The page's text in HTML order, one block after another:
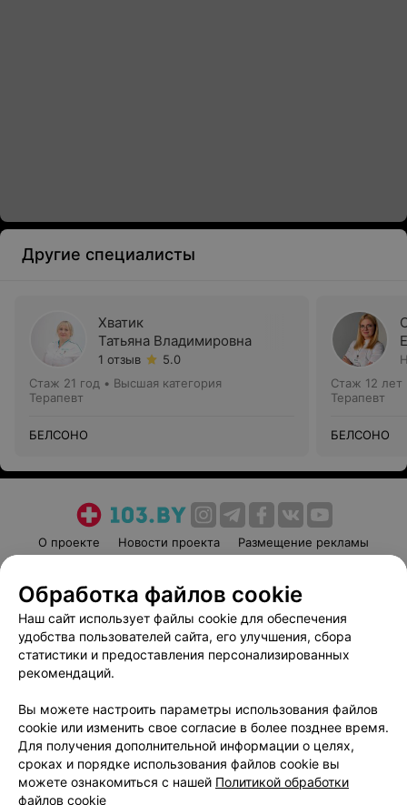
Другие специалисты
Хватик
Татьяна Владимировна
1 отзыв
5.0
Стаж 21 год • Высшая категория
Терапевт
БЕЛСОНО
Стаж 12 лет
Терапевт
БЕЛСОНО
О проекте Новости проекта
Размещение рекламы
Пользовательское соглашение
Способы оплаты
Вакансии
Партнеры
Написать руководителю 103.by
Обработка персональных данных
Обработка файлов cookie
Наш сайт использует файлы cookie для обеспечения
удобства пользователей сайта, его улучшения, сбора
статистики и предоставления персонализированных
рекомендаций.
Вы можете настроить параметры использования файлов
cookie или изменить свое согласие в более позднее время.
Для получения дополнительной информации о целях,
сроках и порядке использования файлов cookie вы
можете ознакомиться с нашей Политикой обработки
файлов cookie